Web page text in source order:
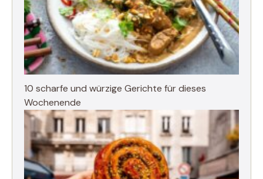
10 scharfe und würzige Gerichte für dieses
Wochenende